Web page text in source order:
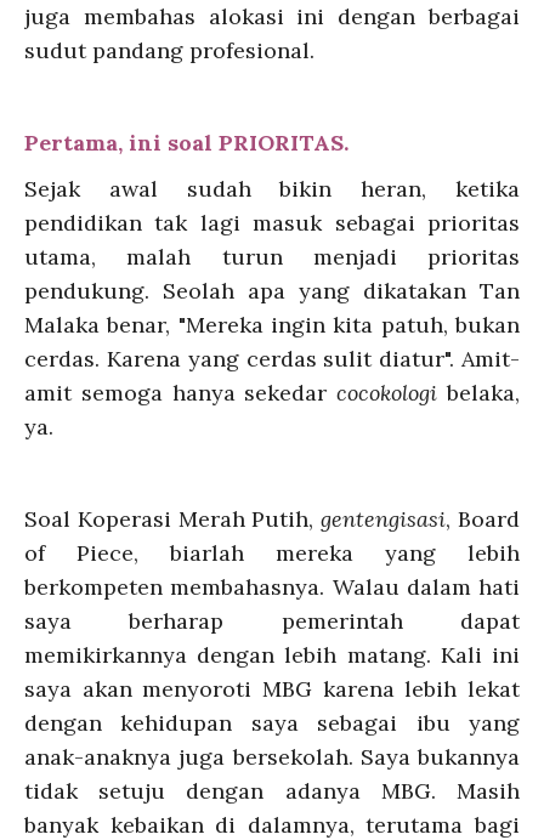
juga membahas alokasi ini dengan berbagai
sudut pandang profesional.
Pertama, ini soal PRIORITAS.
Sejak awal sudah bikin heran, ketika
pendidikan tak lagi masuk sebagai prioritas
utama, malah turun menjadi prioritas
pendukung. Seolah apa yang dikatakan Tan
Malaka benar, "Mereka ingin kita patuh, bukan
cerdas. Karena yang cerdas sulit diatur". Amit-
amit semoga hanya sekedarcocokologibelaka,
ya.
Soal Koperasi Merah Putih,gentengisasi, Board
of Piece, biarlah mereka yang lebih
berkompeten membahasnya. Walau dalam hati
saya berharap pemerintah dapat
memikirkannya dengan lebih matang. Kali ini
saya akan menyoroti MBG karena lebih lekat
dengan kehidupan saya sebagai ibu yang
anak-anaknya juga bersekolah. Saya bukannya
tidak setuju dengan adanya MBG. Masih
banyak kebaikan di dalamnya, terutama bagi